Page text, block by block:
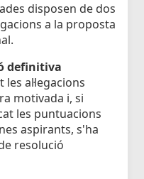
disposen de dos
a la proposta
definitiva
al·legacions
motivada i, si
les puntuacions
aspirants, s'ha
resolució